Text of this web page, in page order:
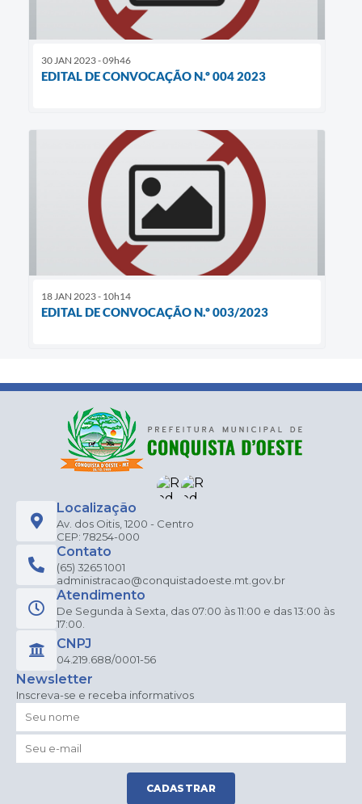
30 JAN 2023 - 09h46
EDITAL DE CONVOCAÇÃO N.º 004 2023
18 JAN 2023 - 10h14
EDITAL DE CONVOCAÇÃO N.º 003/2023
Localização
Av. dos Oitis, 1200 - Centro
CEP: 78254-000
Contato
(65) 3265 1001
administracao@conquistadoeste.mt.gov.br
Atendimento
De Segunda à Sexta, das 07:00 às 11:00 e das 13:00 às
17:00.
CNPJ
04.219.688/0001-56
Newsletter
Inscreva-se e receba informativos
CADASTRAR